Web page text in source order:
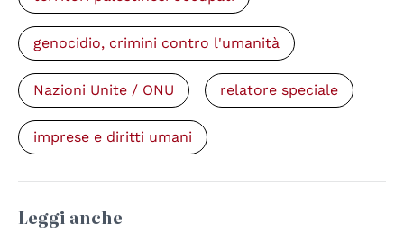
genocidio, crimini contro l'umanità
Nazioni Unite / ONU relatore speciale
imprese e diritti umani
Leggi anche